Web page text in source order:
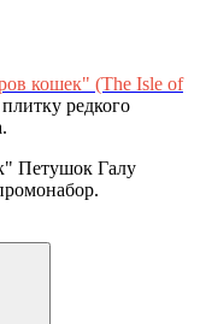
кошек" (The Isle of
плитку редкого
Петушок Галу